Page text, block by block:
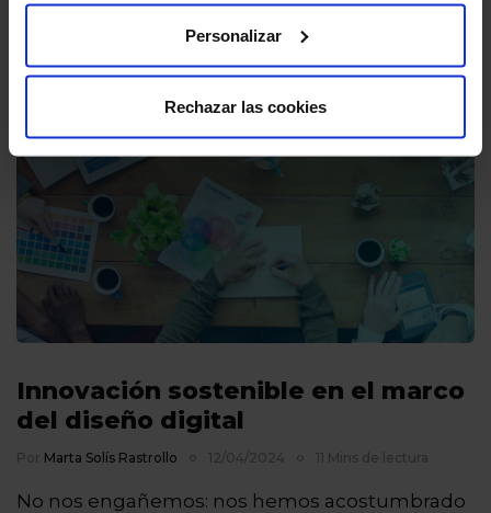
Personalizar
Rechazar las cookies
Innovación sostenible en el marco
del diseño digital
Por Marta Solís Rastrollo 12/04/2024 11 Mins de lectura
No nos engañemos: nos hemos acostumbrado